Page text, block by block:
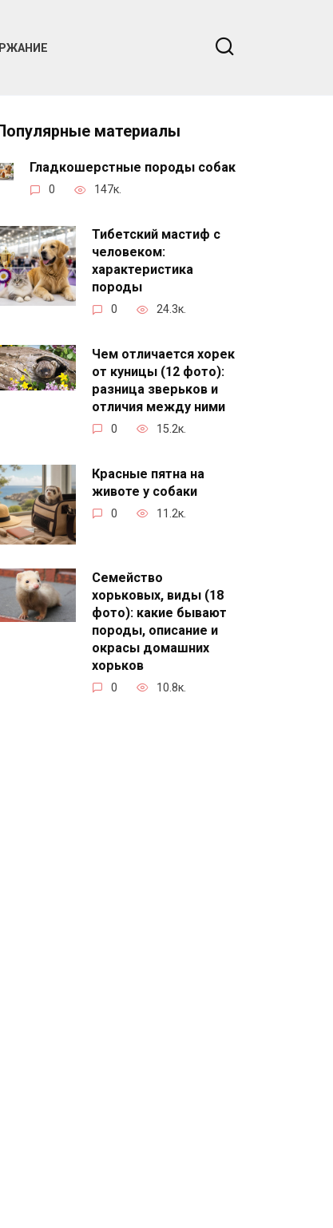
материалы
Гладкошерстные породы собак
0 147к.
Тибетский мастиф с
человеком:
характеристика
породы
0 24.3к.
Чем отличается хорек
от куницы (12 фото):
разница зверьков и
отличия между ними
0 15.2к.
Красные пятна на
животе у собаки
0 11.2к.
Семейство
хорьковых, виды (18
фото): какие бывают
породы, описание и
окрасы домашних
хорьков
0 10.8к.